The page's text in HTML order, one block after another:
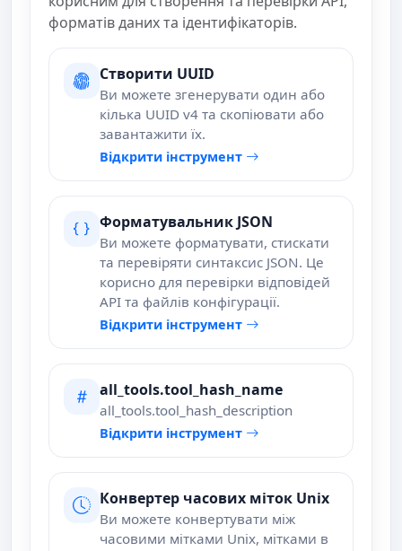
форматів даних та ідентифікаторів.
Створити UUID
Ви можете згенерувати один або
кілька UUID v4 та скопіювати або
завантажити їх.
Відкрити інструмент
Форматувальник JSON
Ви можете форматувати, стискати
та перевіряти синтаксис JSON. Це
корисно для перевірки відповідей
API та файлів конфігурації.
Відкрити інструмент
all_tools.tool_hash_name
all_tools.tool_hash_description
Відкрити інструмент
Конвертер часових міток Unix
Ви можете конвертувати між
часовими мітками Unix, мітками в